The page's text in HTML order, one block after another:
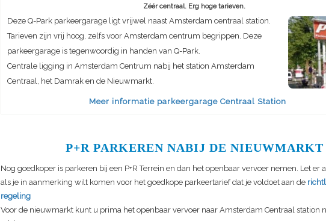
Zéér centraal. Erg hoge tarieven.
Deze Q-Park parkeergarage ligt vrijwel naast Amsterdam centraal station.
Tarieven zijn vrij hoog, zelfs voor Amsterdam centrum begrippen. Deze
parkeergarage is tegenwoordig in handen van Q-Park.
Centrale ligging in Amsterdam Centrum nabij het station Amsterdam
Centraal, het Damrak en de Nieuwmarkt.
Meer informatie parkeergarage Centraal Station
P+R PARKEREN NABIJ DE NIEUWMARKT
Nog goedkoper is parkeren bij een P+R Terrein en dan het openbaar vervoer nemen. Let er
als je in aanmerking wilt komen voor het goedkope parkeertarief dat je voldoet aan de
regeling
Voor de nieuwmarkt kunt u prima het openbaar vervoer naar Amsterdam Centraal station